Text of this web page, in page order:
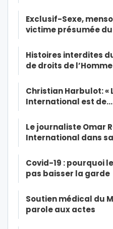
Exclusif-Sexe,
victime présumée
Histoires interdites
de droits de
Christian Harbulot: «
International est de…
Le journaliste Omar
International dans
Covid-19 : pourquoi
pas baisser la garde
Soutien médical du
parole aux actes